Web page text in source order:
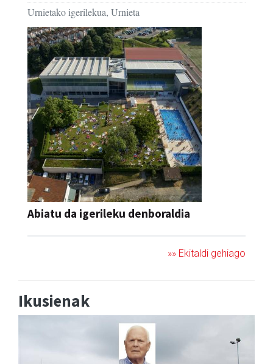
Urnietako igerilekua, Urnieta
Abiatu da igerileku denboraldia
»» Ekitaldi gehiago
Ikusienak